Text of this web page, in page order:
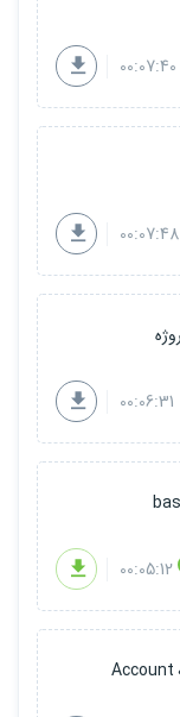
00:07:40
00:07:48
00:06:31
00:05:12